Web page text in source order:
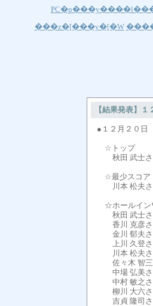
���z�[���y�[�W
【結果発表】
●１２月２０日
☆トップ
秋田 武士さ
☆最少スコア
川本 松夫さ
☆ホールイン
秋田 武士さ
香川 克彦さ
金川 郁夫さ
上川 久登さ
川本 松夫さ
佐々木 智三
中場 弘美さ
中村 敏之さ
柳川 大六さ
吉貞 隆司さ